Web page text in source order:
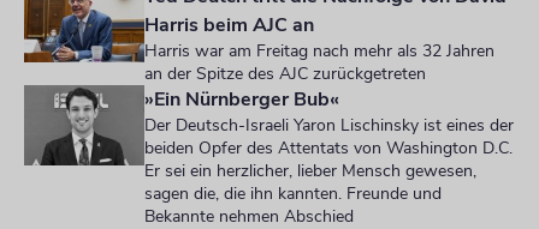
Harris beim AJC an
Harris war am Freitag nach mehr als 32 Jahren
an der Spitze des AJC zurückgetreten
»Ein Nürnberger Bub«
Der Deutsch-Israeli Yaron Lischinsky ist eines der
beiden Opfer des Attentats von Washington D.C.
Er sei ein herzlicher, lieber Mensch gewesen,
sagen die, die ihn kannten. Freunde und
Bekannte nehmen Abschied